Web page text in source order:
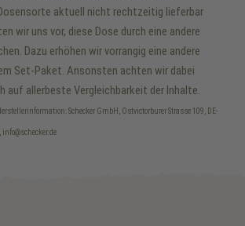
aktuell nicht rechtzeitig lieferbar
wir uns vor, diese Dose durch eine andere
Dazu erhöhen wir vorrangig eine andere
Set-Paket. Ansonsten achten wir dabei
auf allerbeste Vergleichbarkeit der Inhalte.
Schecker GmbH, Ostvictorburer Strasse 109, DE-